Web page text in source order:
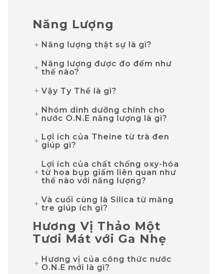
Năng Lượng
Năng lượng thật sự là gì?
Năng lượng được đo đếm như
thế nào?
Vậy Ty Thể là gì?
Nhóm dinh dưỡng chính cho
nước O.N.E năng lượng là gì?
Lợi ích của Theine từ trà đen
giúp gì?
Lợi ích của chất chống oxy-hóa
từ hoa bụp giấm liên quan như
thế nào với năng lượng?
Và cuối cùng là Silica từ măng
tre giúp ích gì?
Hương Vị Thảo Một
Tươi Mát với Ga Nhẹ
Hương vị của công thức nước
O.N.E mới là gì?